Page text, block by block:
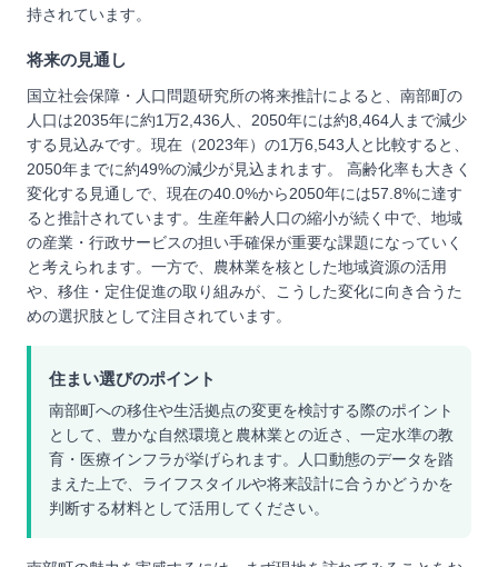
持されています。
将来の見通し
国立社会保障・人口問題研究所の将来推計によると、南部町の
人口は2035年に約1万2,436人、2050年には約8,464人まで減少
する見込みです。現在（2023年）の1万6,543人と比較すると、
2050年までに約49%の減少が見込まれます。 高齢化率も大きく
変化する見通しで、現在の40.0%から2050年には57.8%に達す
ると推計されています。生産年齢人口の縮小が続く中で、地域
の産業・行政サービスの担い手確保が重要な課題になっていく
と考えられます。一方で、農林業を核とした地域資源の活用
や、移住・定住促進の取り組みが、こうした変化に向き合うた
めの選択肢として注目されています。
住まい選びのポイント
南部町への移住や生活拠点の変更を検討する際のポイント
として、豊かな自然環境と農林業との近さ、一定水準の教
育・医療インフラが挙げられます。人口動態のデータを踏
まえた上で、ライフスタイルや将来設計に合うかどうかを
判断する材料として活用してください。